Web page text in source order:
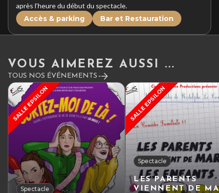
après l’heure du début du spectacle.
Accès & parking Bar et Restauration
VOUS AIMEREZ AUSSI ...
TOUS NOS ÉVÉNEMENTS
SALLE EPSILON
Spectacle
SALLE EPSILON
Spectacle
LES PARENTS
VIENNENT DE